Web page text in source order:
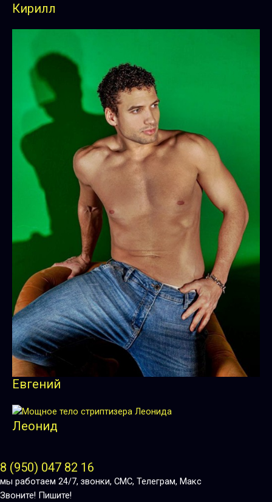
Кирилл
Евгений
Леонид
8 (950) 047 82 16
мы работаем 24/7, звонки, СМС, Телеграм, Макс
Звоните! Пишите!